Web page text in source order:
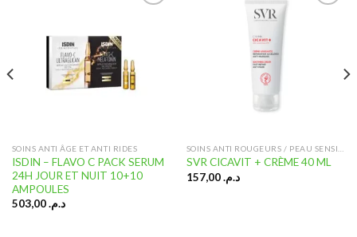
d’envies
SOINS ANTI ÂGE ET ANTI RIDES
ISDIN – FLAVO C PACK SERUM
24H JOUR ET NUIT 10+10
AMPOULES
د.م.503,00
SVR CICAVIT + CRÈME 40 ML
د.م.157,00